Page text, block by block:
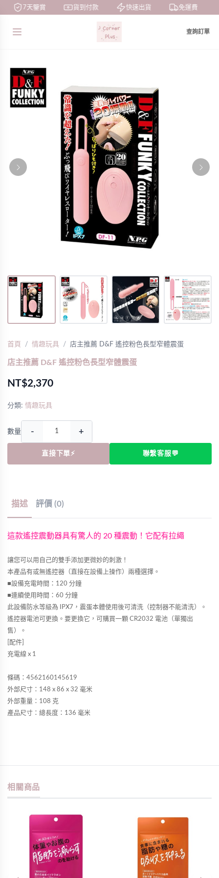
7天鑒賞 貨到付款 快速出貨 免運費
查詢訂單
首頁 情趣玩具 店主推薦 D&F 遙控粉色長型窄體震蛋
店主推薦 D&F 遙控粉色長型窄體震蛋
NT$2,370
分類: 情趣玩具
數量 - +
直接下單⚡ 聯繫客服💬
描述 評價 (0)
這款遙控震動器具有驚人的 20 種震動！它配有拉繩
讓您可以用自己的雙手添加更微妙的刺激！
本產品有或無遙控器（直接在設備上操作）兩種選擇。
■設備充電時間：120 分鐘
■連續使用時間：60 分鐘
此設備防水等級為 IPX7，震蛋本體使用後可清洗（控制器不能清洗）。
遙控器電池可更換。要更換它，可購買一顆 CR2032 電池（單獨出
售）。
[配件]
充電線 x 1
條碼：4562160145619
外部尺寸：148 x 86 x 32 毫米
外部重量：108 克
產品尺寸：總長度：136 毫米
相關商品